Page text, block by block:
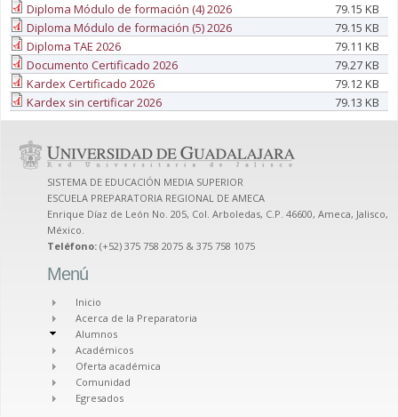
Diploma Módulo de formación (4) 2026
79.15 KB
Diploma Módulo de formación (5) 2026
79.15 KB
Diploma TAE 2026
79.11 KB
Documento Certificado 2026
79.27 KB
Kardex Certificado 2026
79.12 KB
Kardex sin certificar 2026
79.13 KB
SISTEMA DE EDUCACIÓN MEDIA SUPERIOR
ESCUELA PREPARATORIA REGIONAL DE AMECA
Enrique Díaz de León No. 205, Col. Arboledas, C.P. 46600, Ameca, Jalisco,
México.
Teléfono: (+52) 375 758 2075 & 375 758 1075
Menú
Inicio
Acerca de la Preparatoria
Alumnos
Académicos
Oferta académica
Comunidad
Egresados